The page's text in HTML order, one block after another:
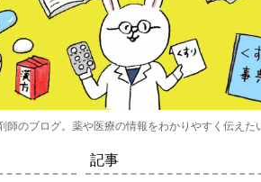
師のブログ。薬や医療の情報をわかりやすく伝え
記事